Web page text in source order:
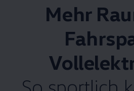
Mehr